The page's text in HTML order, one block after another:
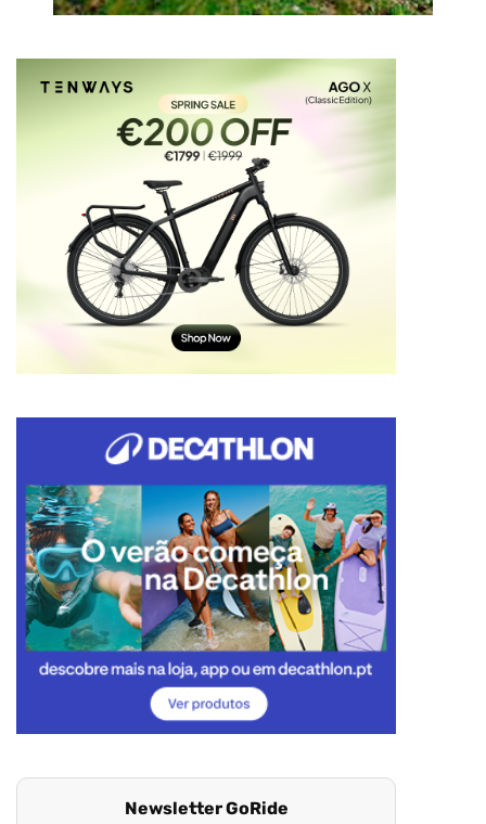
Newsletter GoRide